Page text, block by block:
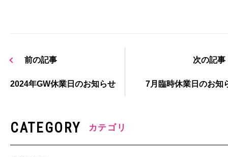
前の記事
2024年GW休業日のお知らせ
次の記事
7月臨時休業日のお知
CATEGORY カテゴリ